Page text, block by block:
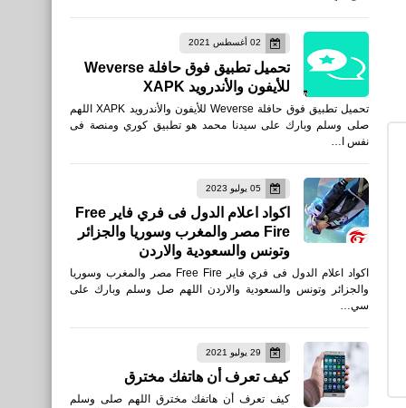
02 أغسطس 2021
تحميل تطبيق فوق حافلة Weverse
للأيفون والأندرويد XAPK
تحميل تطبيق فوق حافلة Weverse للأيفون والأندرويد XAPK اللهم
صلى وسلم وبارك على سيدنا محمد هو تطبيق كوري ومنصة فى
نفس ا…
05 يوليو 2023
اكواد اعلام الدول فى فري فاير Free
Fire مصر والمغرب وسوريا والجزائر
وتونس والسعودية والاردن
اكواد اعلام الدول فى فري فاير Free Fire مصر والمغرب وسوريا
والجزائر وتونس والسعودية والاردن اللهم صل وسلم وبارك على
سي…
29 يوليو 2021
كيف تعرف أن هاتفك مخترق
كيف تعرف أن هاتفك مخترق اللهم صلى وسلم
مواقع
افضل ادوات تصغير حجم
الصور 2019 اون لاين
مواقع
برنامج فوتوشوب اون لاين
بدون تحميل freephototool
رياضة